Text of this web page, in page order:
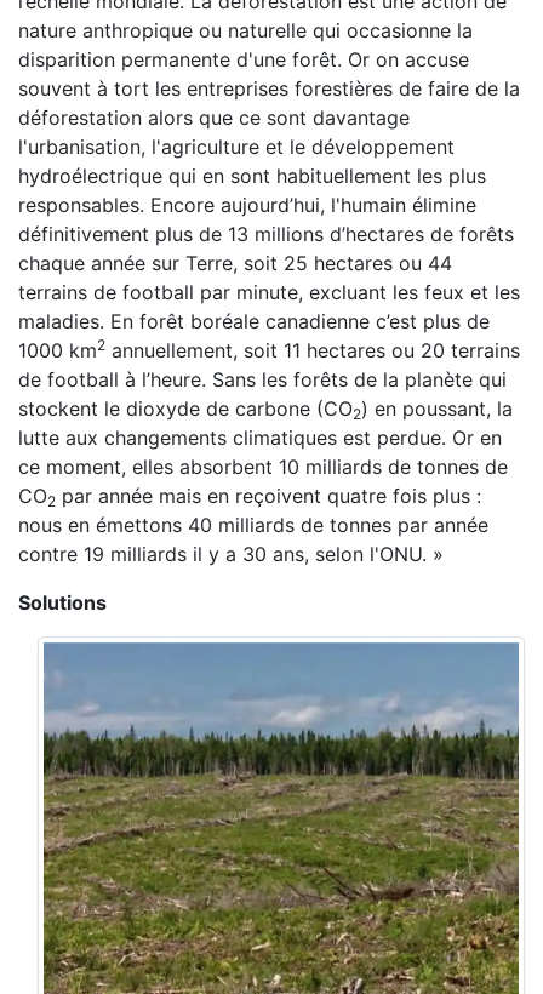
nature anthropique ou naturelle qui occasionne la
disparition permanente d'une forêt. Or on accuse
souvent à tort les entreprises forestières de faire de la
déforestation alors que ce sont davantage
l'urbanisation, l'agriculture et le développement
hydroélectrique qui en sont habituellement les plus
responsables. Encore aujourd’hui, l'humain élimine
définitivement plus de 13 millions d’hectares de forêts
chaque année sur Terre, soit 25 hectares ou 44
terrains de football par minute, excluant les feux et les
maladies. En forêt boréale canadienne c’est plus de
1000 km2 annuellement, soit 11 hectares ou 20 terrains
de football à l’heure. Sans les forêts de la planète qui
stockent le dioxyde de carbone (CO2) en poussant, la
lutte aux changements climatiques est perdue. Or en
ce moment, elles absorbent 10 milliards de tonnes de
CO2 par année mais en reçoivent quatre fois plus :
nous en émettons 40 milliards de tonnes par année
contre 19 milliards il y a 30 ans, selon l'ONU. »
Solutions